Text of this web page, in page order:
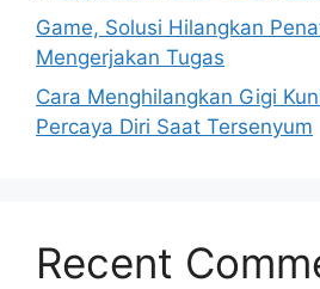
Game, Solusi Hilangkan
Mengerjakan Tugas
Cara Menghilangkan Gigi
Percaya Diri Saat Tersenyum
Recent